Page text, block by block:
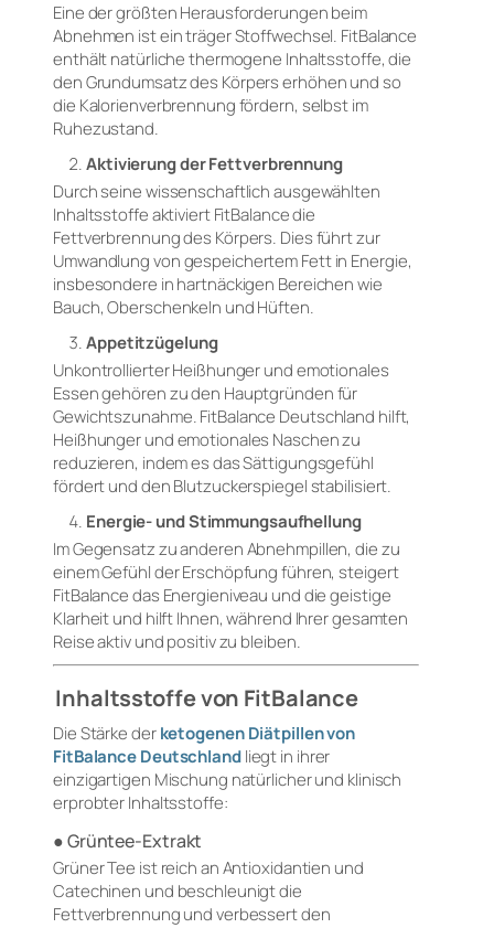
Eine der größten Herausforderungen beim
Abnehmen ist ein träger Stoffwechsel. FitBalance
enthält natürliche thermogene Inhaltsstoffe, die
den Grundumsatz des Körpers erhöhen und so
die Kalorienverbrennung fördern, selbst im
Ruhezustand.
Aktivierung der Fettverbrennung
Durch seine wissenschaftlich ausgewählten
Inhaltsstoffe aktiviert FitBalance die
Fettverbrennung des Körpers. Dies führt zur
Umwandlung von gespeichertem Fett in Energie,
insbesondere in hartnäckigen Bereichen wie
Bauch, Oberschenkeln und Hüften.
Appetitzügelung
Unkontrollierter Heißhunger und emotionales
Essen gehören zu den Hauptgründen für
Gewichtszunahme. FitBalance Deutschland hilft,
Heißhunger und emotionales Naschen zu
reduzieren, indem es das Sättigungsgefühl
fördert und den Blutzuckerspiegel stabilisiert.
Energie- und Stimmungsaufhellung
Im Gegensatz zu anderen Abnehmpillen, die zu
einem Gefühl der Erschöpfung führen, steigert
FitBalance das Energieniveau und die geistige
Klarheit und hilft Ihnen, während Ihrer gesamten
Reise aktiv und positiv zu bleiben.
Inhaltsstoffe von FitBalance
Die Stärke der ketogenen Diätpillen von
FitBalance Deutschlandliegt in ihrer
einzigartigen Mischung natürlicher und klinisch
erprobter Inhaltsstoffe:
● Grüntee-Extrakt
Grüner Tee ist reich an Antioxidantien und
Catechinen und beschleunigt die
Fettverbrennung und verbessert den